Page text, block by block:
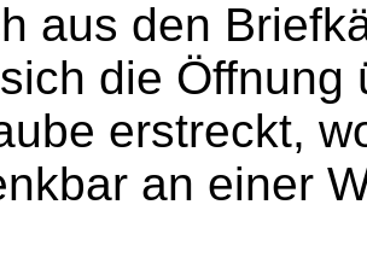
aus den
die Öffnung
erstreckt,
an einer